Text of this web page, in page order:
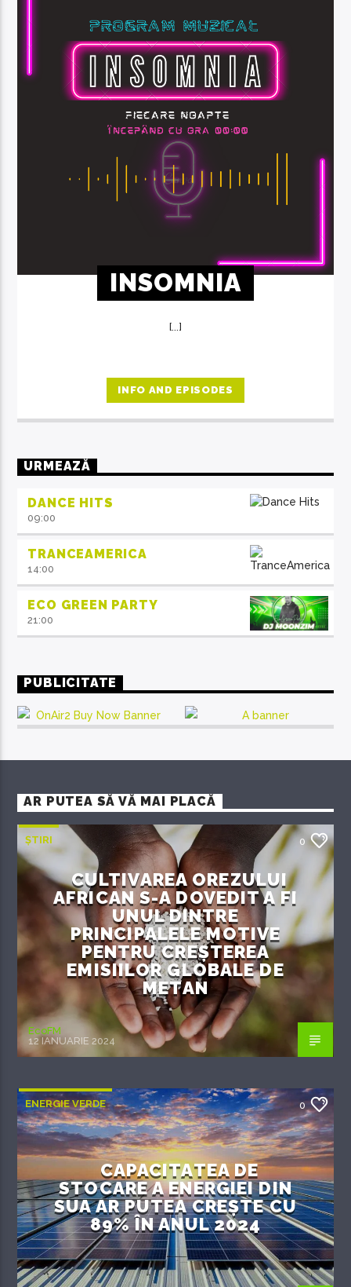
INSOMNIA
[...]
INFO AND EPISODES
URMEAZĂ
DANCE HITS
09:00
TRANCEAMERICA
14:00
ECO GREEN PARTY
21:00
PUBLICITATE
AR PUTEA SĂ VĂ MAI PLACĂ
ȘTIRI 0
CULTIVAREA OREZULUI
AFRICAN S-A DOVEDIT A FI
UNUL DINTRE
PRINCIPALELE MOTIVE
PENTRU CREȘTEREA
EMISIILOR GLOBALE DE
METAN
EcoFM
12 IANUARIE 2024
ENERGIE VERDE 0
CAPACITATEA DE
STOCARE A ENERGIEI DIN
SUA AR PUTEA CREȘTE CU
89% ÎN ANUL 2024